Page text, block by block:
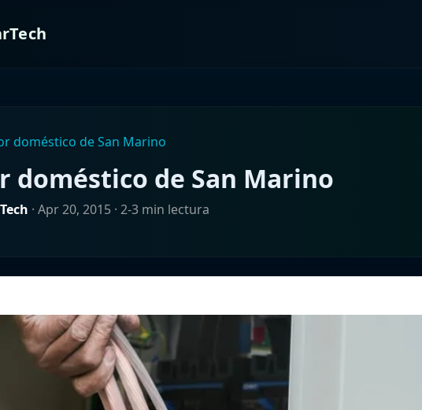
doméstico de San Marino
doméstico de San Marino
· Apr 20, 2015 · 2-3 min lectura